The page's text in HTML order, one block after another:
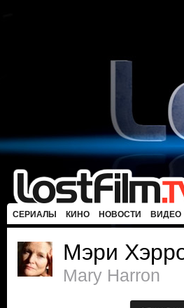
СЕРИАЛЫ КИНО НОВОСТИ ВИДЕО
Мэри
Mary Harron